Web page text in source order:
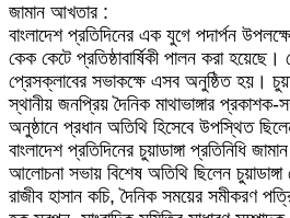
জামান আখতার :
বাংলাদেশ প্রতিদিনের এক যুগে পদার্পন
কেক কেটে প্রতিষ্ঠাবার্ষিকী পালন করা হয়েছে।
প্রেসক্লাবের সভাকক্ষে এসব অনুষ্ঠিত হয়।
স্থানীয় জনপ্রিয় দৈনিক মাথাভাঙ্গার
অনুষ্ঠানে প্রধান অতিথি হিসেবে উপস্থিত
বাংলাদেশ প্রতিদিনের চুয়াডাঙ্গা প্রতিনিধি
আলোচনা সভায় বিশেষ অতিথি ছিলেন
রাজীব হাসান কচি, দৈনিক সময়ের সমীকরণ